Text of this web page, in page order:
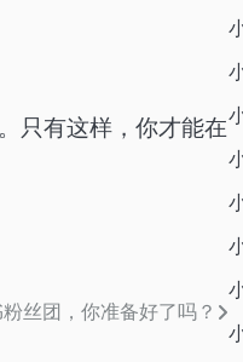
只有这样，你才能在
丝团，你准备好了吗？